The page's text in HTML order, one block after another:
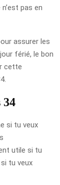
pas en
assurer les
férié, le bon
cette
34
si tu veux
utile si tu
tu veux